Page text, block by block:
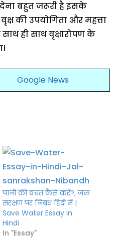
बहुत जरूरी है इसके
की उपयोगिता और महत्ता
ही साथ वृक्षारोपण के
Google News
पानी की बचत कैसे करें?, जल
संरक्षण पर निबंध हिंदी में |
Save Water Essay in
Hindi
In "Essay"